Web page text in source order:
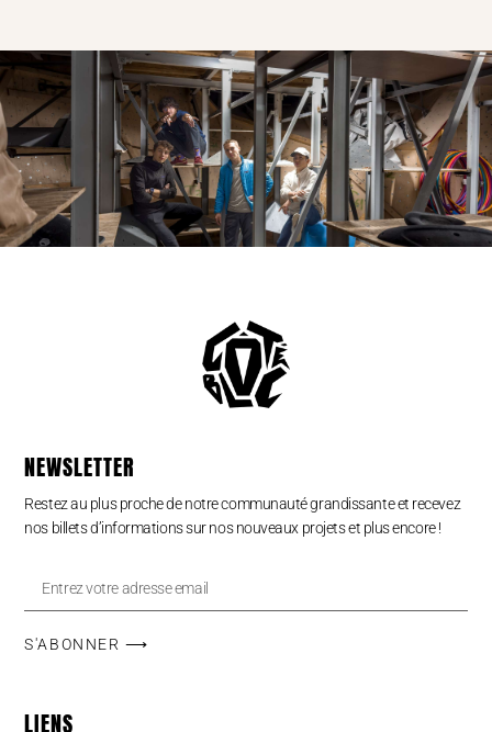
NEWSLETTER
Restez au plus proche de notre communauté grandissante et recevez
nos billets d’informations sur nos nouveaux projets et plus encore !
S'ABONNER ⟶
LIENS